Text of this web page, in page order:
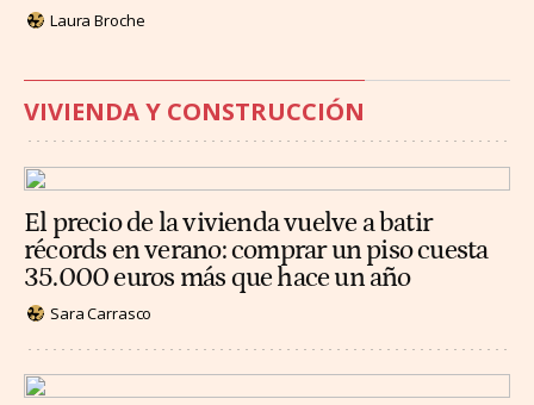
Laura Broche
VIVIENDA Y CONSTRUCCIÓN
El precio de la vivienda vuelve a batir
récords en verano: comprar un piso cuesta
35.000 euros más que hace un año
Sara Carrasco